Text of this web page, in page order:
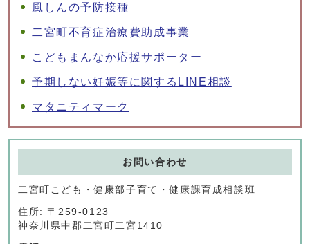
風しんの予防接種
二宮町不育症治療費助成事業
こどもまんなか応援サポーター
予期しない妊娠等に関するLINE相談
マタニティマーク
お問い合わせ
二宮町こども・健康部子育て・健康課育成相談班
住所: 〒259-0123
神奈川県中郡二宮町二宮1410